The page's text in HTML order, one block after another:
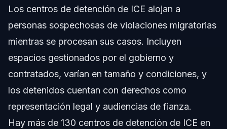
¿Puedo demandar a ICE por detenerme si soy
ciudadano de EE.UU.?
¿Cuánto tiempo suelen estar detenidas las personas en
centros de ICE?
¿Qué nacionalidad está deportando más ICE en 2026?
¿Se puede visitar a personas en centros de detención
¿Cuántos centros de detención de ICE hay en Estados
Unidos?
Los centros de detención de ICE alojan a
personas sospechosas de violaciones migratorias
mientras se procesan sus casos. Incluyen
espacios gestionados por el gobierno y
contratados, varían en tamaño y condiciones, y
los detenidos cuentan con derechos como
representación legal y audiencias de fianza.
Hay más de 130 centros de detención de ICE en